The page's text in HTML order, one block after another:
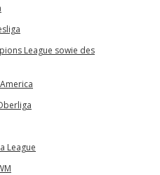
League sowie des
League